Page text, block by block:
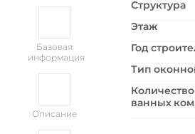
Базовая
информация
Описание
Структура
Этаж
Год
Тип
Количество
ванных